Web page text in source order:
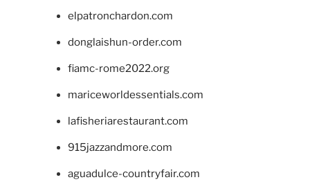
elpatronchardon.com
donglaishun-order.com
fiamc-rome2022.org
mariceworldessentials.com
lafisheriarestaurant.com
915jazzandmore.com
aguadulce-countryfair.com